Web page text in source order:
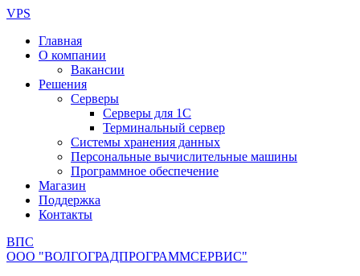
Перейти
содержимому
VPS
Главная
О компании
Вакансии
Решения
Серверы
Серверы для 1С
Терминальный сервер
Системы хранения данных
Персональные вычислительные машины
Программное обеспечение
Магазин
Поддержка
Контакты
ВПС
ООО "ВОЛГОГРАДПРОГРАММСЕРВИС"